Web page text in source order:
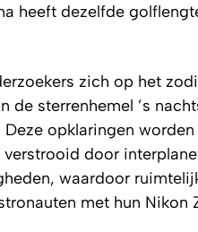
heeft dezelfde
zich op het
sterrenhemel ’s
opklaringen
door
waardoor
met hun Nikon